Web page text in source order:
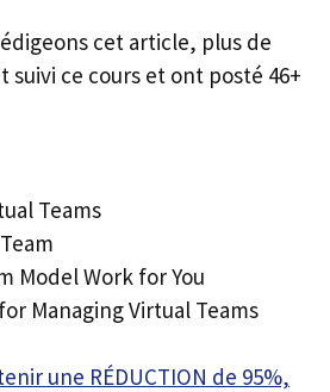
cet article, plus de
suivi ce cours et ont posté 46+
Teams
Model Work for You
Managing Virtual Teams
une RÉDUCTION de 95%,